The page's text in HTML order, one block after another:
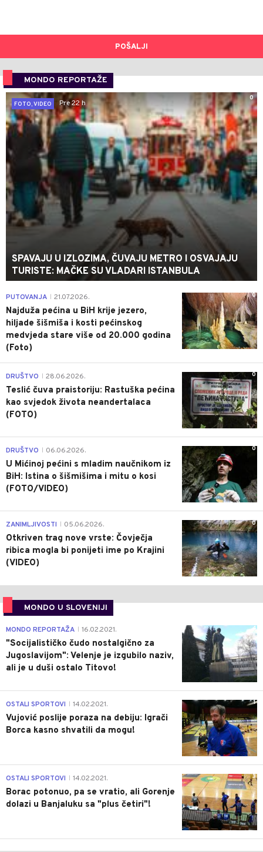
POŠALJI
MONDO REPORTAŽE
0
FOTO, VIDEO
Pre 22 h
SPAVAJU U IZLOZIMA, ČUVAJU METRO I OSVAJAJU
TURISTE: MAČKE SU VLADARI ISTANBULA
0
PUTOVANJA 21.07.2026.
Najduža pećina u BiH krije jezero,
hiljade šišmiša i kosti pećinskog
medvjeda stare više od 20.000 godina
(Foto)
0
DRUŠTVO 28.06.2026.
Teslić čuva praistoriju: Rastuška pećina
kao svjedok života neandertalaca
(FOTO)
0
DRUŠTVO 06.06.2026.
U Mićinoj pećini s mladim naučnikom iz
BiH: Istina o šišmišima i mitu o kosi
(FOTO/VIDEO)
0
ZANIMLJIVOSTI 05.06.2026.
Otkriven trag nove vrste: Čovječja
ribica mogla bi ponijeti ime po Krajini
(VIDEO)
MONDO U SLOVENIJI
4
MONDO REPORTAŽA 16.02.2021.
"Socijalističko čudo nostalgično za
Jugoslavijom": Velenje je izgubilo naziv,
ali je u duši ostalo Titovo!
1
OSTALI SPORTOVI 14.02.2021.
Vujović poslije poraza na debiju: Igrači
Borca kasno shvatili da mogu!
3
OSTALI SPORTOVI 14.02.2021.
Borac potonuo, pa se vratio, ali Gorenje
dolazi u Banjaluku sa "plus četiri"!